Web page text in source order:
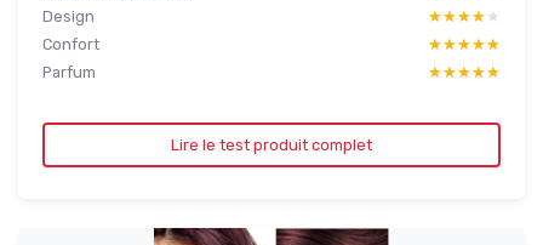
Design
★★★★★
★★★★★
Confort
★★★★★
★★★★★
Parfum
★★★★★
★★★★★
Lire le test produit complet